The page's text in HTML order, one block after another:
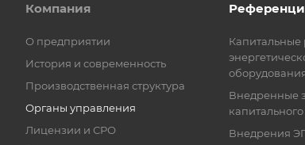
Компания
О предприятии
История и современность
Производственная структура
Органы управления
Лицензии и СРО
Капитальные
Внедренные
капитального
Внедрения